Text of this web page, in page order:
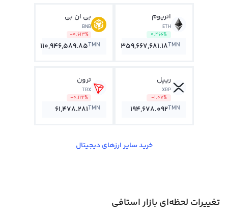
اتریوم
ETH
0.466%
359,667,681.18TMN
بی ان بی
BNB
-0.613%
110,946,589.85TMN
ریپل
XRP
-1.07%
194,678.092TMN
ترون
TRX
-0.122%
61,478.281TMN
خرید سایر ارزهای دیجیتال
تغییرات لحظه‌ای بازار استافی